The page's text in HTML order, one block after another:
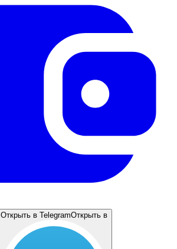
Открыть в TelegramОткрыть в